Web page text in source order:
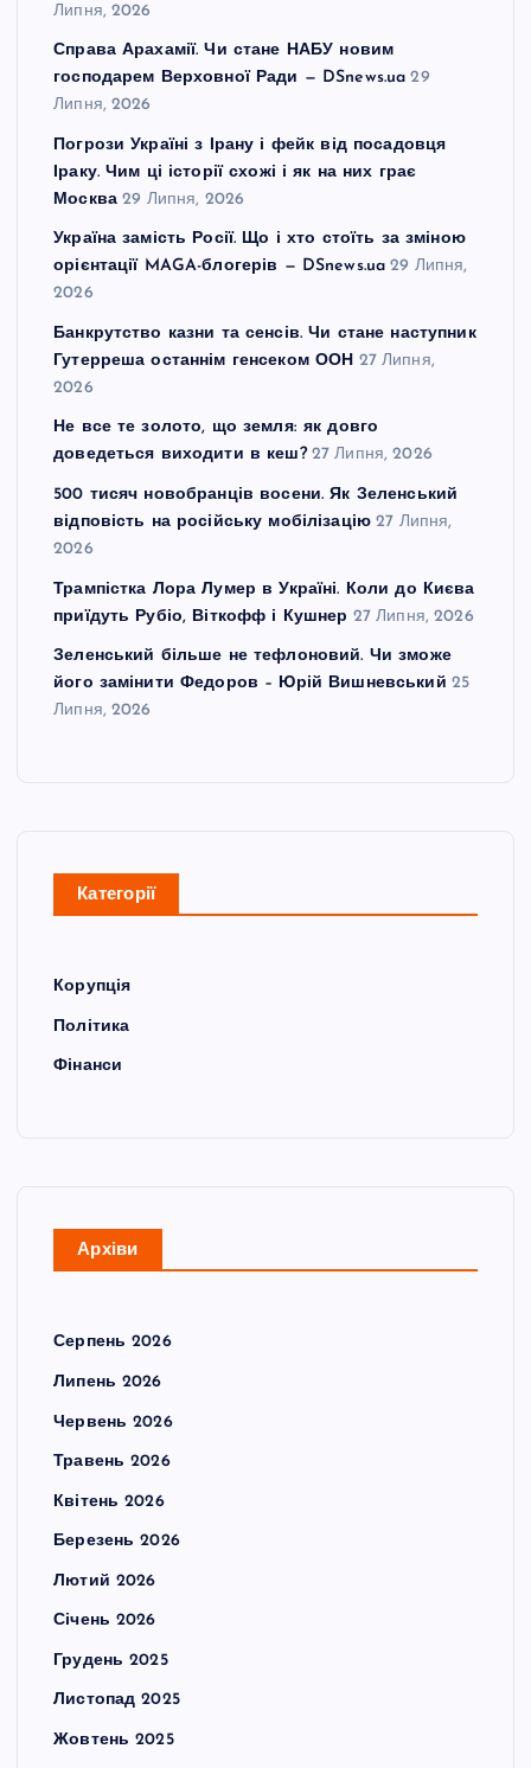
Липня, 2026
Справа Арахамії. Чи стане НАБУ новим
господарем Верховної Ради — DSnews.ua 29
Липня, 2026
Погрози Україні з Ірану і фейк від посадовця
Іраку. Чим ці історії схожі і як на них грає
Москва 29 Липня, 2026
Україна замість Росії. Що і хто стоїть за зміною
орієнтації MAGA-блогерів — DSnews.ua 29 Липня,
2026
Банкрутство казни та сенсів. Чи стане наступник
Гутерреша останнім генсеком ООН 27 Липня,
2026
Не все те золото, що земля: як довго
доведеться виходити в кеш? 27 Липня, 2026
500 тисяч новобранців восени. Як Зеленський
відповість на російську мобілізацію 27 Липня,
2026
Трампістка Лора Лумер в Україні. Коли до Києва
приїдуть Рубіо, Віткофф і Кушнер 27 Липня, 2026
Зеленський більше не тефлоновий. Чи зможе
його замінити Федоров – Юрій Вишневський 25
Липня, 2026
Категорії
Корупція
Політика
Фінанси
Архіви
Серпень 2026
Липень 2026
Червень 2026
Травень 2026
Квітень 2026
Березень 2026
Лютий 2026
Січень 2026
Грудень 2025
Листопад 2025
Жовтень 2025